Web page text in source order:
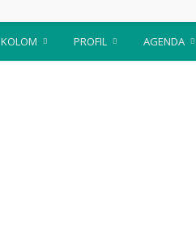
KOLOM PROFIL AGENDA